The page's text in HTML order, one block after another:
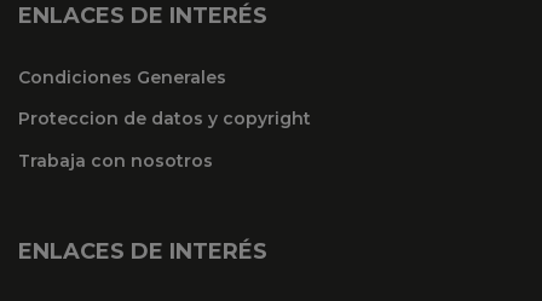
ENLACES DE INTERÉS
Condiciones Generales
Proteccion de datos y copyright
Trabaja con nosotros
ENLACES DE INTERÉS